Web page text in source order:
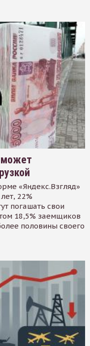
«Яндекс.Взгляд»
22%
погашать свои
18,5% заемщиков
половины своего